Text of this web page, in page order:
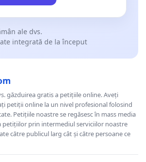
ale dvs.
integrată de la început
găzduirea gratis a petițiile online. Aveți
petiții online la un nivel profesional folosind
Petițiile noastre se regăsesc în mass media
petițiilor prin intermediul serviciilor noastre
către publicul larg cât și către persoane ce